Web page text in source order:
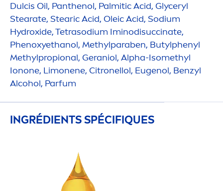
Dulcis Oil, Panthenol, Palmitic Acid, Glyceryl
Stearate, Stearic Acid, Oleic Acid, Sodium
Hydroxide, Tetrasodium Iminodisuccinate,
Phenoxyethanol, Methylparaben, Butylphenyl
Methylpropional, Geraniol, Alpha-Isomethyl
Ionone, Limonene, Citronellol, Eugenol, Benzyl
Alcohol, Parfum
INGRÉDIENTS SPÉCIFIQUES